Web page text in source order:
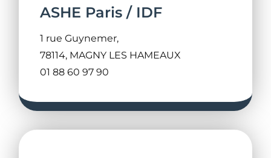
ASHE Paris / IDF
1 rue Guynemer,
78114, MAGNY LES HAMEAUX
01 88 60 97 90